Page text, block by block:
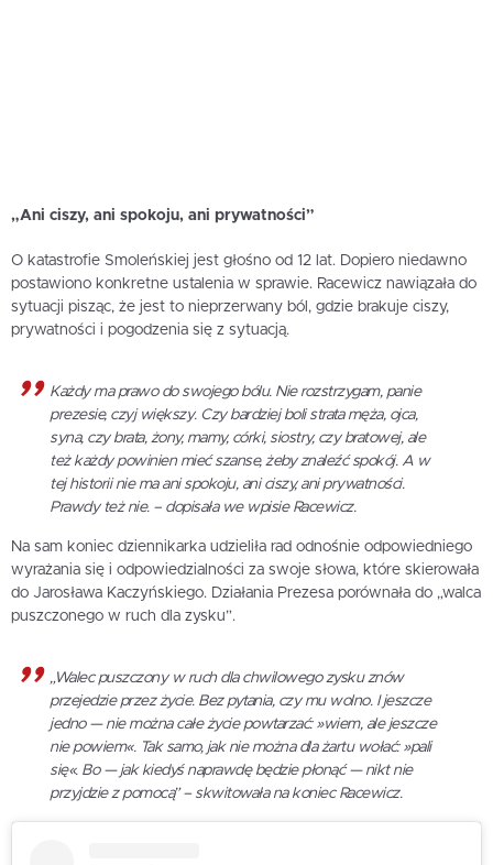
„Ani ciszy, ani spokoju, ani prywatności”
O katastrofie Smoleńskiej jest głośno od 12 lat. Dopiero niedawno
postawiono konkretne ustalenia w sprawie. Racewicz nawiązała do
sytuacji pisząc, że jest to nieprzerwany ból, gdzie brakuje ciszy,
prywatności i pogodzenia się z sytuacją.
Każdy ma prawo do swojego bólu. Nie rozstrzygam, panie
prezesie, czyj większy. Czy bardziej boli strata męża, ojca,
syna, czy brata, żony, mamy, córki, siostry, czy bratowej, ale
też każdy powinien mieć szanse, żeby znaleźć spokój. A w
tej historii nie ma ani spokoju, ani ciszy, ani prywatności.
Prawdy też nie. – dopisała we wpisie Racewicz.
Na sam koniec dziennikarka udzieliła rad odnośnie odpowiedniego
wyrażania się i odpowiedzialności za swoje słowa, które skierowała
do Jarosława Kaczyńskiego. Działania Prezesa porównała do „walca
puszczonego w ruch dla zysku”.
„Walec puszczony w ruch dla chwilowego zysku znów
przejedzie przez życie. Bez pytania, czy mu wolno. I jeszcze
jedno — nie można całe życie powtarzać: »wiem, ale jeszcze
nie powiem«. Tak samo, jak nie można dla żartu wołać: »pali
się«. Bo — jak kiedyś naprawdę będzie płonąć — nikt nie
przyjdzie z pomocą” – skwitowała na koniec Racewicz.